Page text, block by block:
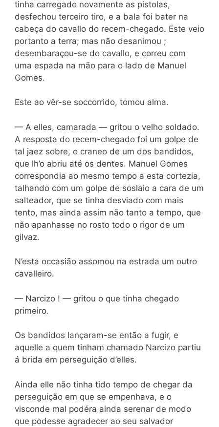
tinha carregado novamente as pistolas,
desfechou terceiro tiro, e a bala foi bater na
cabeça do cavallo do recem-chegado. Este veio
portanto a terra; mas não desanimou ;
desembaraçou-se do cavallo, e correu com
uma espada na mão para o lado de Manuel
Gomes.
Este ao vêr-se soccorrido, tomou alma.
— A elles, camarada — gritou o velho soldado.
A resposta do recem-chegado foi um golpe de
tal jaez sobre, o craneo de um dos bandidos,
que lh’o abriu até os dentes. Manuel Gomes
correspondia ao mesmo tempo a esta cortezia,
talhando com um golpe de soslaio a cara de um
salteador, que se tinha desviado com mais
tento, mas ainda assim não tanto a tempo, que
não apanhasse no rosto todo o rigor de um
gilvaz.
N’esta occasião assomou na estrada um outro
cavalleiro.
— Narcizo ! — gritou o que tinha chegado
primeiro.
Os bandidos lançaram-se então a fugir, e
aquelle a quem tinham chamado Narcizo partiu
á brida em perseguição d’elles.
Ainda elle não tinha tido tempo de chegar da
perseguição em que se empenhava, e o
visconde mal podéra ainda serenar de modo
que podesse agradecer ao seu salvador